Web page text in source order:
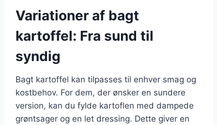
Variationer af bagt
kartoffel: Fra sund til
syndig
Bagt kartoffel kan tilpasses til enhver smag og
kostbehov. For dem, der ønsker en sundere
version, kan du fylde kartoflen med dampede
grøntsager og en let dressing. Dette giver en